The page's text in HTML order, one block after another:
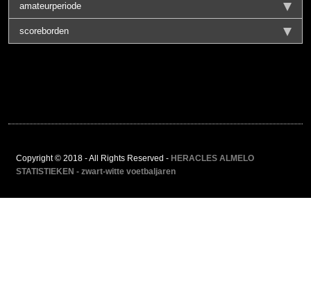
amateurperiode
scoreborden
Copyright © 2018 - All Rights Reserved - HERACLES ALMELO
STATISTIEKEN - zwart-witte voetbaljaren